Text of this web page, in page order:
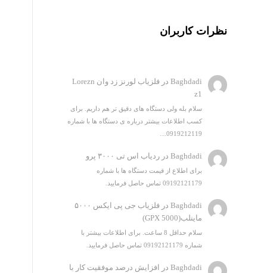
نظرات کاربران
Baghdadi در
فلزیاب لورنز زد وان Lorezn
z1
سلام بله ولی دستگاه های دقیق تر هم داریم. برای
کسب اطلاعات بیشتر درباره ی دستگاه ها با شماره
0919212119…
Baghdadi درردیاب اس تی ۳۰۰۰ پرو
برای اطلاع از قیمت دستگاه ها با شماره
09192121179 تماس حاصل فرمایید.
Baghdadi در
فلزیاب جی پی ایکس ۵۰۰۰
ماینلب(GPX 5000)
سلام حداقل 8 ساعت. برای اطلاعات بیشتر با
شماره 09192121179 تماس حاصل فرمایید.
Baghdadi در
افزایش درصد موفقیت کار با